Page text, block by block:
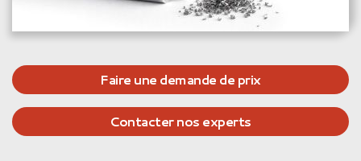
Faire une demande de prix
Contacter nos experts